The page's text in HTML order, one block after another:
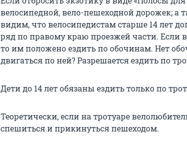
велосипедной, вело-пешеходной дорожек; а
видим, что велосипедистам старше 14 лет
ряд по правому краю проезжей части. Если
то им положено ездить по обочинам. Нет
двигаться по ней? Разрешается ездить по
Дети до 14 лет обязаны ездить только по
Теоретически, если на тротуаре
спешиться и прикинуться пешеходом.